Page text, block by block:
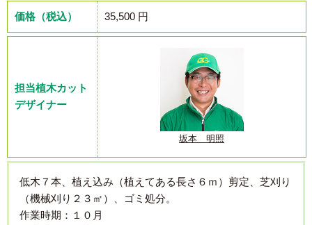
価格（税込） 35,500 円
担当植木カット
デザイナー
坂本 明照
低木７本、植え込み（植えてある長さ６ｍ）剪定、芝刈り
（機械刈り２３㎡）、ゴミ処分。
作業時期：１０月